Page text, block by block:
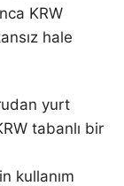
KRW
hale
yurt
tabanlı bir
kullanım